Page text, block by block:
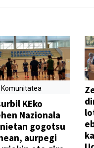
Komunitatea
KEko
Nazionala
gogotsu
aurpegi